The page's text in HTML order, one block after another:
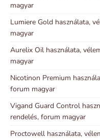
magyar
Lumiere Gold használata,
magyar
Aurelix Oil használata,
magyar
Nicotinon Premium
forum magyar
Vigand Guard Control
rendelés, forum magyar
Proctowell használata,